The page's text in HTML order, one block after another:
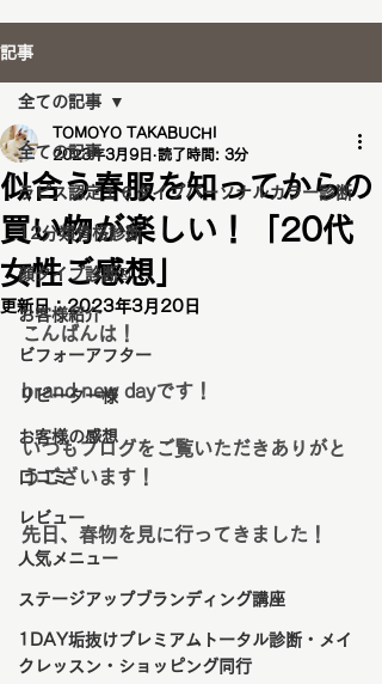
記事
全ての記事
ラピス認定１６タイプパーソナルカラー診断
12分類骨格診断
顔タイプ診断®️
お客様紹介
ビフォーアフター
リピーター様
お客様の感想
口コミ
レビュー
人気メニュー
ステージアップブランディング講座
1DAY垢抜けプレミアムトータル診断・メイ
クレッスン・ショッピング同行
全ての記事
似合う春服を知ってからの
買い物が楽しい！「20代
女性ご感想」
TOMOYO TAKABUCHI
2023年3月9日 読了時間: 3分
更新日：2023年3月20日
こんばんは！
brand new dayです！
いつもブログをご覧いただきありがと
うございます！
先日、春物を見に行ってきました！